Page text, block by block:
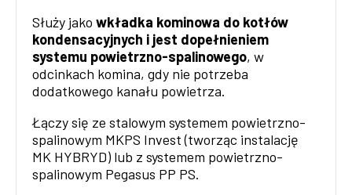
Służy jako wkładka kominowa do kotłów
kondensacyjnych i jest dopełnieniem
systemu powietrzno-spalinowego, w
odcinkach komina, gdy nie potrzeba
dodatkowego kanału powietrza.
Łączy się ze stalowym systemem powietrzno-
spalinowym MKPS Invest (tworząc instalację
MK HYBRYD) lub z systemem powietrzno-
spalinowym Pegasus PP PS.